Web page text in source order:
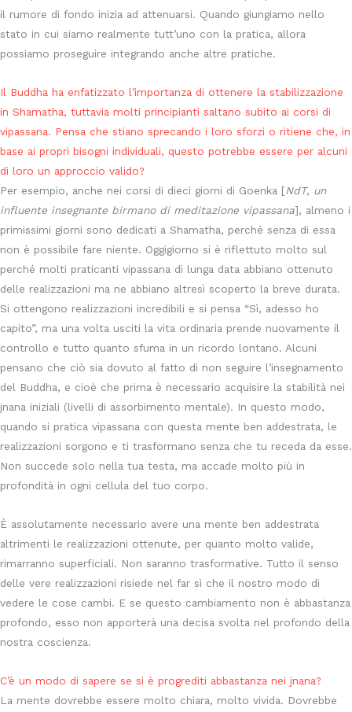
il rumore di fondo inizia ad attenuarsi. Quando giungiamo nello
stato in cui siamo realmente tutt’uno con la pratica, allora
possiamo proseguire integrando anche altre pratiche.
Il Buddha ha enfatizzato l’importanza di ottenere la stabilizzazione
in Shamatha, tuttavia molti principianti saltano subito ai corsi di
vipassana. Pensa che stiano sprecando i loro sforzi o ritiene che, in
base ai propri bisogni individuali, questo potrebbe essere per alcuni
di loro un approccio valido?
Per esempio, anche nei corsi di dieci giorni di Goenka [NdT, un
influente insegnante birmano di meditazione vipassana], almeno i
primissimi giorni sono dedicati a Shamatha, perché senza di essa
non è possibile fare niente. Oggigiorno si è riflettuto molto sul
perché molti praticanti vipassana di lunga data abbiano ottenuto
delle realizzazioni ma ne abbiano altresì scoperto la breve durata.
Si ottengono realizzazioni incredibili e si pensa “Sì, adesso ho
capito”, ma una volta usciti la vita ordinaria prende nuovamente il
controllo e tutto quanto sfuma in un ricordo lontano. Alcuni
pensano che ciò sia dovuto al fatto di non seguire l’insegnamento
del Buddha, e cioè che prima è necessario acquisire la stabilità nei
jnana iniziali (livelli di assorbimento mentale). In questo modo,
quando si pratica vipassana con questa mente ben addestrata, le
realizzazioni sorgono e ti trasformano senza che tu receda da esse.
Non succede solo nella tua testa, ma accade molto più in
profondità in ogni cellula del tuo corpo.
È assolutamente necessario avere una mente ben addestrata
altrimenti le realizzazioni ottenute, per quanto molto valide,
rimarranno superficiali. Non saranno trasformative. Tutto il senso
delle vere realizzazioni risiede nel far sì che il nostro modo di
vedere le cose cambi. E se questo cambiamento non è abbastanza
profondo, esso non apporterà una decisa svolta nel profondo della
nostra coscienza.
C’è un modo di sapere se si è progrediti abbastanza nei jnana?
La mente dovrebbe essere molto chiara, molto vivida. Dovrebbe